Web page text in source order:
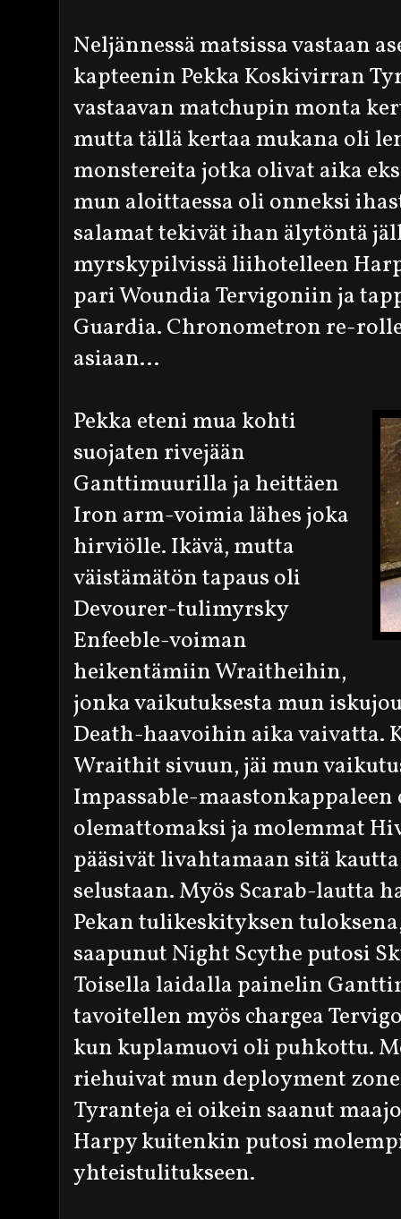
Neljännessä matsissa vastaan
kapteenin Pekka Koskivirran
vastaavan matchupin monta
mutta tällä kertaa mukana oli
monstereita jotka olivat aika
mun aloittaessa oli onneksi
salamat tekivät ihan älytöntä
myrskypilvissä liihotelleen
pari Woundia Tervigoniin ja
Guardia. Chronometron re-
asiaan...
Pekka eteni mua kohti
suojaten rivejään
Ganttimuurilla ja heittäen
Iron arm-voimia lähes joka
hirviölle. Ikävä, mutta
väistämätön tapaus oli
Devourer-tulimyrsky
Enfeeble-voiman
heikentämiin Wraitheihin,
jonka vaikutuksesta mun
Death-haavoihin aika vaivatta.
Wraithit sivuun, jäi mun
Impassable-
olemattomaksi ja molemmat
pääsivät livahtamaan sitä
selustaan. Myös Scarab-lautta
Pekan tulikeskityksen
saapunut Night Scythe putosi
Toisella laidalla painelin
tavoitellen myös chargea
kun kuplamuovi oli puhkottu.
riehuivat mun deployment
Tyranteja ei oikein saanut
Harpy kuitenkin putosi
yhteistulitukseen.